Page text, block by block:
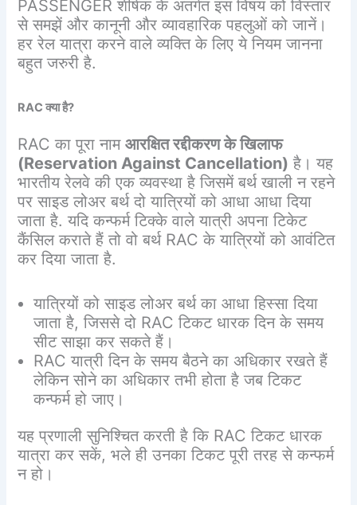
PASSENGER शीर्षक के अंतर्गत इस विषय को विस्तार
से समझें और कानूनी और व्यावहारिक पहलुओं को जानें।
हर रेल यात्रा करने वाले व्यक्ति के लिए ये नियम जानना
बहुत जरुरी है.
RACक्याहै?
RAC का पूरा नामआरक्षित रद्दीकरण के खिलाफ
(Reservation Against Cancellation) है। यह
भारतीय रेलवे की एक व्यवस्था है जिसमें बर्थ खाली न रहने
पर साइड लोअर बर्थ दो यात्रियों को आधा आधा दिया
जाता है. यदि कन्फर्म टिक्के वाले यात्री अपना टिकेट
कैंसिल कराते हैं तो वो बर्थ RAC के यात्रियों को आवंटित
कर दिया जाता है.
यात्रियों को साइड लोअर बर्थ का आधा हिस्सा दिया
जाता है, जिससे दो RAC टिकट धारक दिन के समय
सीट साझा कर सकते हैं।
RAC यात्री दिन के समय बैठने का अधिकार रखते हैं
लेकिन सोने का अधिकार तभी होता है जब टिकट
कन्फर्म हो जाए।
यह प्रणाली सुनिश्चित करती है कि RAC टिकट धारक
यात्रा कर सकें, भले ही उनका टिकट पूरी तरह से कन्फर्म
न हो।